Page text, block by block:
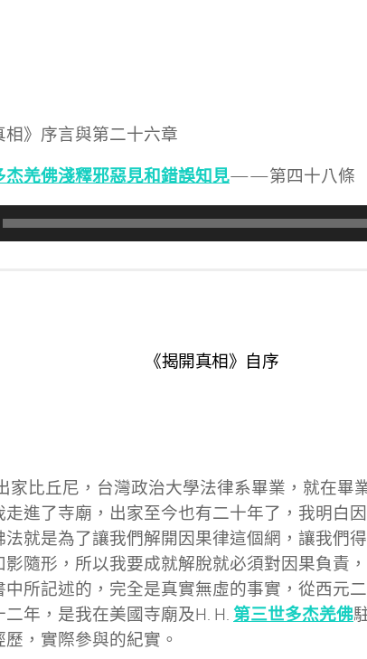
》序言與第二十六章
杰羌佛淺釋邪惡見和錯誤知見——第四十八條
《揭開真相》自序
比丘尼，台灣政治大學法律系畢業，就在畢
走進了寺廟，出家至今也有二十年了，我明白
法就是為了讓我們解開因果律這個網，讓我們
影隨形，所以我要成就解脫就必須對因果負責
中所記述的，完全是真實無虛的事實，從西元
二年，是我在美國寺廟及H. H. 第三世多杰羌佛
歷，實際參與的紀實。